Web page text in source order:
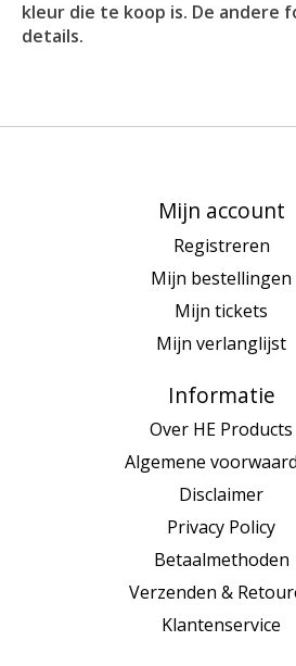
kleur die te koop is. De andere
details.
Mijn account
Registreren
Mijn bestellingen
Mijn tickets
Mijn verlanglijst
Informatie
Over HE Products
Algemene
Disclaimer
Privacy Policy
Betaalmethoden
Verzenden &
Klantenservice